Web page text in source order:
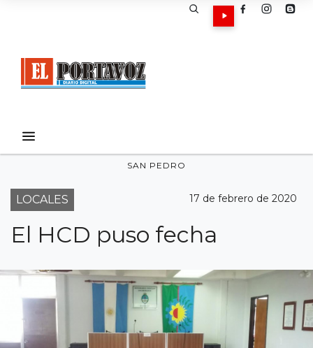
SAN PEDRO
LOCALES 17 de febrero de 2020
El HCD puso fecha